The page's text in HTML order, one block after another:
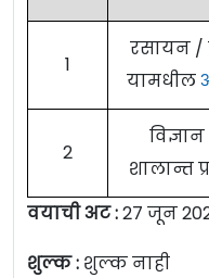
1
रसायन /
यामधील
2
शालान्त
वयाची अट :27 जून
शुल्क : शुल्क नाही